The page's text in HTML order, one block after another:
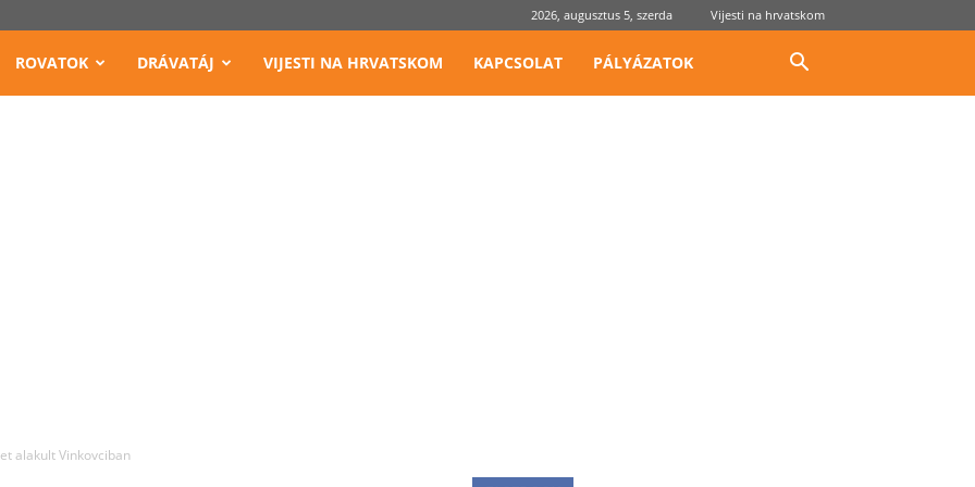
2026, augusztus 5, szerda Vijesti na hrvatskom
ROVATOK DRÁVATÁJ VIJESTI NA HRVATSKOM KAPCSOLAT PÁLYÁZATOK
alakult Vinkovciban